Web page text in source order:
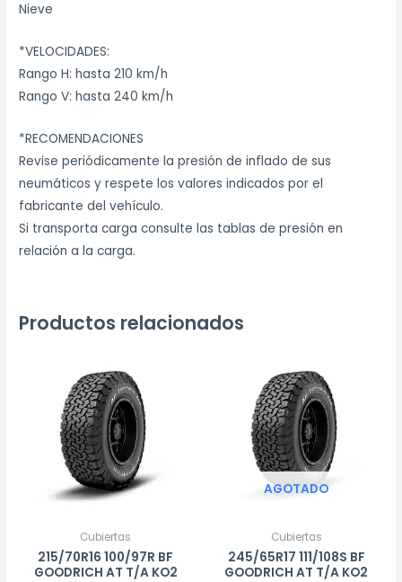
Nieve
*VELOCIDADES:
Rango H: hasta 210 km/h
Rango V: hasta 240 km/h
*RECOMENDACIONES
Revise periódicamente la presión de inflado de sus
neumáticos y respete los valores indicados por el
fabricante del vehículo.
Si transporta carga consulte las tablas de presión en
relación a la carga.
Productos relacionados
Cubiertas
215/70R16 100/97R BF
GOODRICH AT T/A KO2
AGOTADO
Cubiertas
245/65R17 111/108S BF
GOODRICH AT T/A KO2